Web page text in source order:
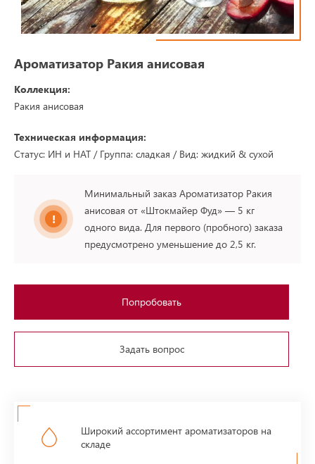
Ароматизатор Ракия анисовая
Коллекция:
Ракия анисовая
Техническая информация:
Статус: ИН и НАТ / Группа: сладкая / Вид: жидкий & сухой
Минимальный заказ Ароматизатор Ракия
анисовая от «Штокмайер Фуд» — 5 кг
одного вида. Для первого (пробного) заказа
предусмотрено уменьшение до 2,5 кг.
Попробовать
Задать вопрос
Широкий ассортимент ароматизаторов на
складе